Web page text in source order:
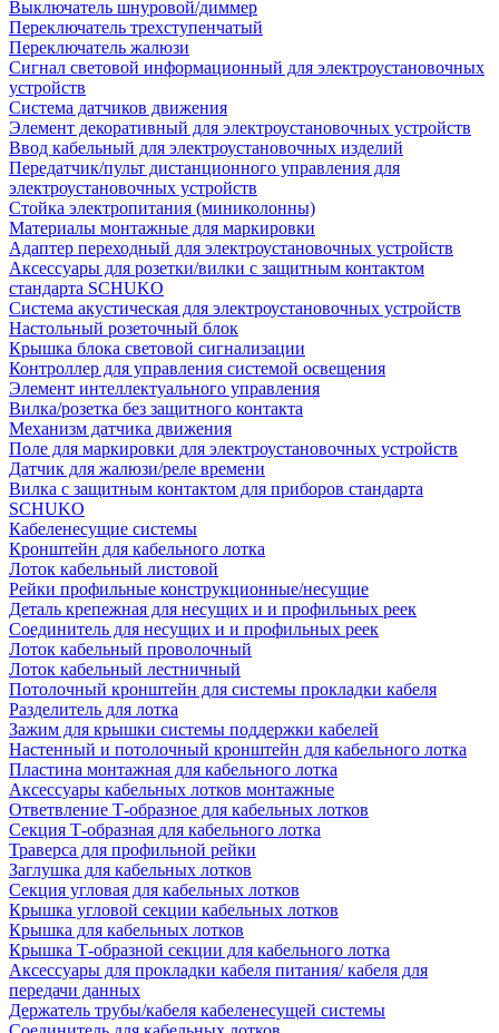
Выключатель шнуровой/диммер
Переключатель трехступенчатый
Переключатель жалюзи
Сигнал световой информационный для электроустановочных
устройств
Система датчиков движения
Элемент декоративный для электроустановочных устройств
Ввод кабельный для электроустановочных изделий
Передатчик/пульт дистанционного управления для
электроустановочных устройств
Стойка электропитания (миниколонны)
Материалы монтажные для маркировки
Адаптер переходный для электроустановочных устройств
Аксессуары для розетки/вилки с защитным контактом
стандарта SCHUKO
Система акустическая для электроустановочных устройств
Настольный розеточный блок
Крышка блока световой сигнализации
Контроллер для управления системой освещения
Элемент интеллектуального управления
Вилка/розетка без защитного контакта
Механизм датчика движения
Поле для маркировки для электроустановочных устройств
Датчик для жалюзи/реле времени
Вилка с защитным контактом для приборов стандарта
SCHUKO
Кабеленесущие системы
Кронштейн для кабельного лотка
Лоток кабельный листовой
Рейки профильные конструкционные/несущие
Деталь крепежная для несущих и и профильных реек
Соединитель для несущих и и профильных реек
Лоток кабельный проволочный
Лоток кабельный лестничный
Потолочный кронштейн для системы прокладки кабеля
Разделитель для лотка
Зажим для крышки системы поддержки кабелей
Настенный и потолочный кронштейн для кабельного лотка
Пластина монтажная для кабельного лотка
Аксессуары кабельных лотков монтажные
Ответвление Т-образное для кабельных лотков
Секция Т-образная для кабельного лотка
Траверса для профильной рейки
Заглушка для кабельных лотков
Секция угловая для кабельных лотков
Крышка угловой секции кабельных лотков
Крышка для кабельных лотков
Крышка Т-образной секции для кабельного лотка
Аксессуары для прокладки кабеля питания/ кабеля для
передачи данных
Держатель трубы/кабеля кабеленесущей системы